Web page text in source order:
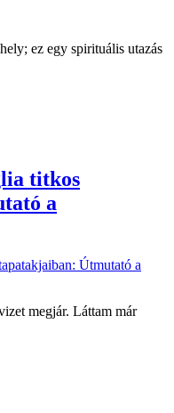
ez egy spirituális utazás
titkos
a
megjár. Láttam már